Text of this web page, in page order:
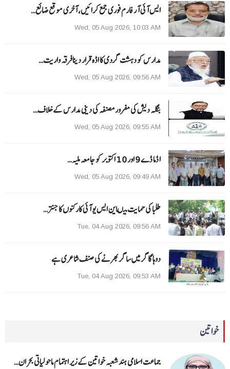
ایس آئی آر فارم فوری جمع کرائیں، آخری موقع ضائع…
Wed, 05 Aug 2026, 10:03 AM
مدارس کو دہشت گردی کا اڈہ قرار دینا فرقہ واریت…
Wed, 05 Aug 2026, 09:56 AM
بنگلہ دیش کی مفرور مصنفہ کی دینی مدارس کے خلاف…
Wed, 05 Aug 2026, 09:55 AM
ا ڈما ڈے 9 اور 10 اکتوبر کو جامعہ ملیہ…
Wed, 05 Aug 2026, 09:49 AM
طلبا کی حمایت میںاین ایس یو آئی کارکنوں کا جنتر…
Tue, 04 Aug 2026, 09:56 AM
دوہا گاگر میں ساگر بھرنے کی صنف شاعری ہے
Tue, 04 Aug 2026, 09:53 AM
خواتین
جماعت اسلامی ہند شعبہ خواتین کے زیر اہتمام ماحولیاتی بحران…